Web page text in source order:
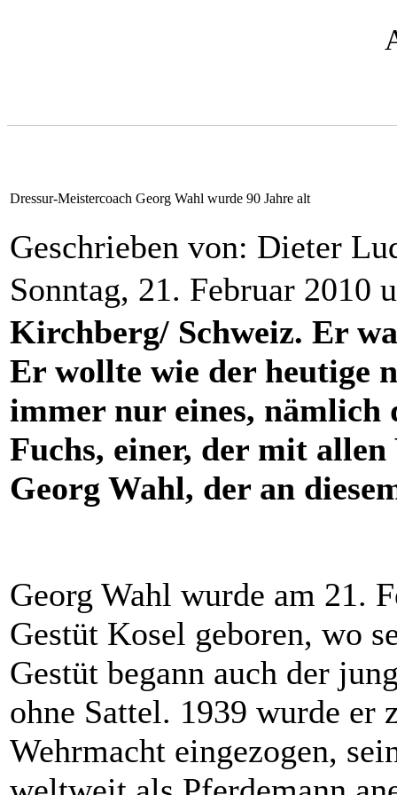
Dressur-Meistercoach Georg Wahl wurde 90 Jahre alt
Geschrieben von: Dieter
Sonntag, 21. Februar 2010
Kirchberg/ Schweiz. Er
Er wollte wie der heutige
immer nur eines,
Fuchs, einer, der mit allen
Georg Wahl, der an
Georg Wahl wurde am 21.
Gestüt Kosel geboren, wo
Gestüt begann auch der
ohne Sattel. 1939 wurde er
Wehrmacht eingezogen,